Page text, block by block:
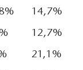
14,7%
12,7%
21,1%